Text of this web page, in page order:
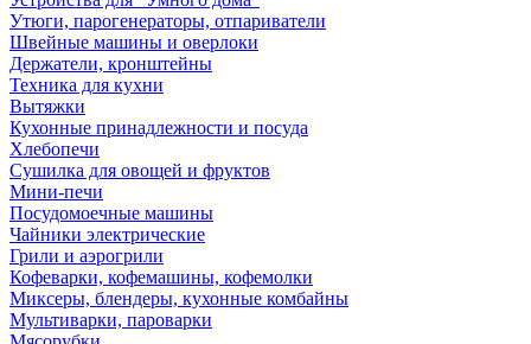
Утюги, парогенераторы, отпариватели
Швейные машины и оверлоки
Держатели, кронштейны
Техника для кухни
Вытяжки
Кухонные принадлежности и посуда
Хлебопечи
Сушилка для овощей и фруктов
Мини-печи
Посудомоечные машины
Чайники электрические
Грили и аэрогрили
Кофеварки, кофемашины, кофемолки
Миксеры, блендеры, кухонные комбайны
Мультиварки, пароварки